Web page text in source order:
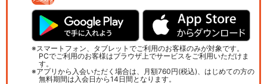
スマートフォン、タブレットでご利用のお客様のみが対象です。
PCでご利用のお客様はブラウザ上でサービスをご利用いただけま
す。
アプリから入会いただく場合は、月額760円(税込)、はじめての方の
無料期間は入会日から14日間となります。